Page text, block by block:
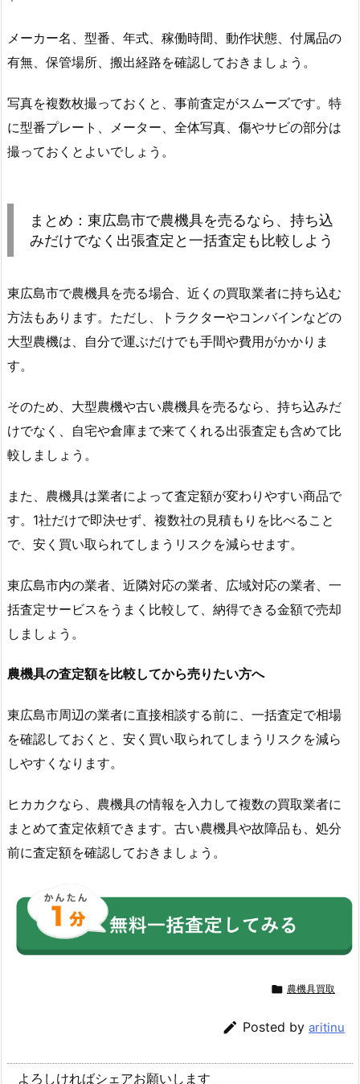
メーカー名、型番、年式、稼働時間、動作状態、付属品の
有無、保管場所、搬出経路を確認しておきましょう。
写真を複数枚撮っておくと、事前査定がスムーズです。特
に型番プレート、メーター、全体写真、傷やサビの部分は
撮っておくとよいでしょう。
まとめ：東広島市で農機具を売るなら、持ち込
みだけでなく出張査定と一括査定も比較しよう
東広島市で農機具を売る場合、近くの買取業者に持ち込む
方法もあります。ただし、トラクターやコンバインなどの
大型農機は、自分で運ぶだけでも手間や費用がかかりま
す。
そのため、大型農機や古い農機具を売るなら、持ち込みだ
けでなく、自宅や倉庫まで来てくれる出張査定も含めて比
較しましょう。
また、農機具は業者によって査定額が変わりやすい商品で
す。1社だけで即決せず、複数社の見積もりを比べること
で、安く買い取られてしまうリスクを減らせます。
東広島市内の業者、近隣対応の業者、広域対応の業者、一
括査定サービスをうまく比較して、納得できる金額で売却
しましょう。
農機具の査定額を比較してから売りたい方へ
東広島市周辺の業者に直接相談する前に、一括査定で相場
を確認しておくと、安く買い取られてしまうリスクを減ら
しやすくなります。
ヒカカクなら、農機具の情報を入力して複数の買取業者に
まとめて査定依頼できます。古い農機具や故障品も、処分
前に査定額を確認しておきましょう。
 農機具買取
 Posted by aritinu
よろしければシェアお願いします